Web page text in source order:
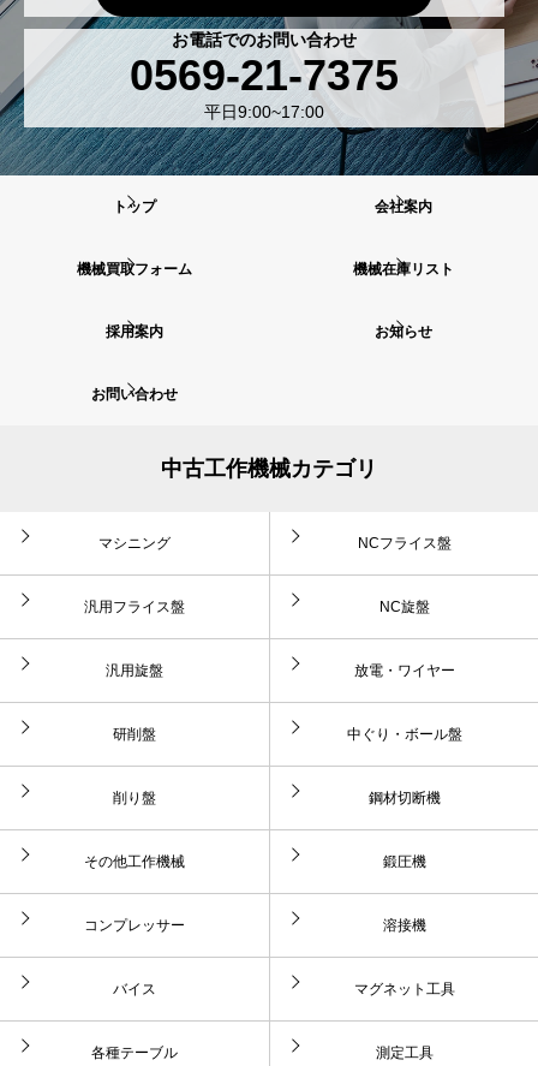
お電話でのお問い合わせ
0569-21-7375
平日9:00~17:00
トップ 会社案内
機械買取フォーム 機械在庫リスト
採用案内 お知らせ
お問い合わせ
中古工作機械カテゴリ
マシニング NCフライス盤
汎用フライス盤 NC旋盤
汎用旋盤 放電・ワイヤー
研削盤 中ぐり・ボール盤
削り盤 鋼材切断機
その他工作機械 鍛圧機
コンプレッサー 溶接機
バイス マグネット工具
各種テーブル 測定工具